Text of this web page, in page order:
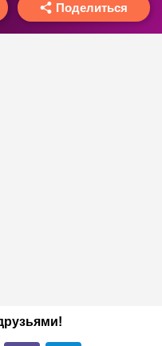
Поделиться